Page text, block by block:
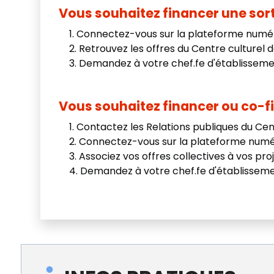
Vous souhaitez financer une
Connectez-vous sur la plateforme
Retrouvez les offres du Centre culturel
Demandez à votre chef.fe
Vous souhaitez financer ou co-
Contactez les Relations publiques du
Connectez-vous sur la plateforme
Associez vos offres collectives à vos
Demandez à votre chef.fe